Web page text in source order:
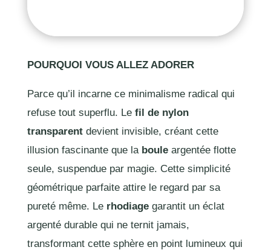
POURQUOI VOUS ALLEZ ADORER
Parce qu’il incarne ce minimalisme radical qui
refuse tout superflu. Le fil de nylon
transparentdevient invisible, créant cette
illusion fascinante que la bouleargentée flotte
seule, suspendue par magie. Cette simplicité
géométrique parfaite attire le regard par sa
pureté même. Le rhodiagegarantit un éclat
argenté durable qui ne ternit jamais,
transformant cette sphère en point lumineux qui